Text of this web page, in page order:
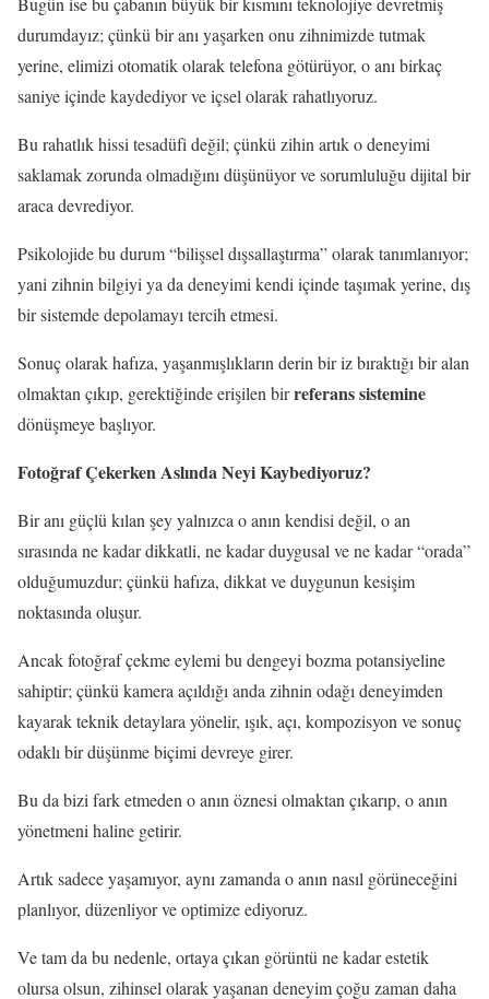
durumdayız; çünkü bir anı yaşarken onu zihnimizde tutmak
yerine, elimizi otomatik olarak telefona götürüyor, o anı birkaç
saniye içinde kaydediyor ve içsel olarak rahatlıyoruz.
Bu rahatlık hissi tesadüfi değil; çünkü zihin artık o deneyimi
saklamak zorunda olmadığını düşünüyor ve sorumluluğu dijital bir
araca devrediyor.
Psikolojide bu durum “bilişsel dışsallaştırma” olarak tanımlanıyor;
yani zihnin bilgiyi ya da deneyimi kendi içinde taşımak yerine, dış
bir sistemde depolamayı tercih etmesi.
Sonuç olarak hafıza, yaşanmışlıkların derin bir iz bıraktığı bir alan
olmaktan çıkıp, gerektiğinde erişilen birreferans sistemine
dönüşmeye başlıyor.
Fotoğraf Çekerken Aslında Neyi Kaybediyoruz?
Bir anı güçlü kılan şey yalnızca o anın kendisi değil, o an
sırasında ne kadar dikkatli, ne kadar duygusal ve ne kadar “orada”
olduğumuzdur; çünkü hafıza, dikkat ve duygunun kesişim
noktasında oluşur.
Ancak fotoğraf çekme eylemi bu dengeyi bozma potansiyeline
sahiptir; çünkü kamera açıldığı anda zihnin odağı deneyimden
kayarak teknik detaylara yönelir, ışık, açı, kompozisyon ve sonuç
odaklı bir düşünme biçimi devreye girer.
Bu da bizi fark etmeden o anın öznesi olmaktan çıkarıp, o anın
yönetmeni haline getirir.
Artık sadece yaşamıyor, aynı zamanda o anın nasıl görüneceğini
planlıyor, düzenliyor ve optimize ediyoruz.
Ve tam da bu nedenle, ortaya çıkan görüntü ne kadar estetik
olursa olsun, zihinsel olarak yaşanan deneyim çoğu zaman daha